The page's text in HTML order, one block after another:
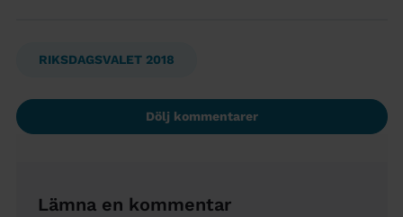
RIKSDAGSVALET 2018
Dölj kommentarer
Lämna en kommentar